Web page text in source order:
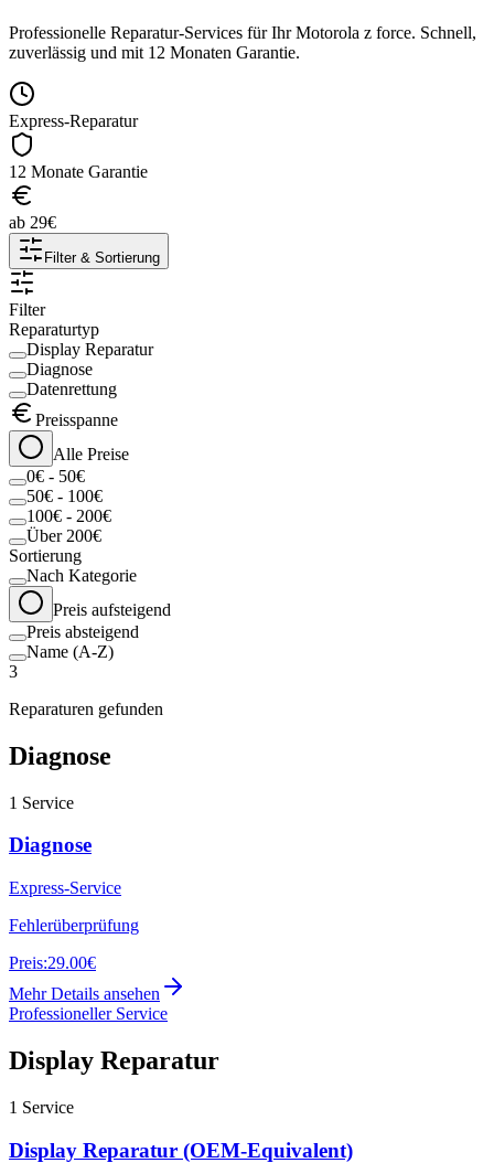
Professionelle Reparatur-Services für IhrMotorola z force. Schnell,
zuverlässig und mit 12 Monaten Garantie.
Express-Reparatur
12 Monate Garantie
ab 29€
Filter & Sortierung
Filter
Reparaturtyp
Display Reparatur
Diagnose
Datenrettung
Preisspanne
Alle Preise
0€ - 50€
50€ - 100€
100€ - 200€
Über 200€
Sortierung
Nach Kategorie
Preis aufsteigend
Preis absteigend
Name (A-Z)
3
Reparaturen gefunden
Diagnose
1 Service
Diagnose
Express-Service
Fehlerüberprüfung
Preis:29.00€
Mehr Details ansehen
Professioneller Service
Display Reparatur
1 Service
Display Reparatur (OEM-Equivalent)